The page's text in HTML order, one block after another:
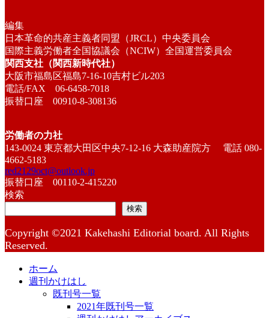
編集
日本革命的共産主義者同盟（JRCL）中央委員会
国際主義労働者全国協議会（NCIW）全国運営委員会
関西支社（関西新時代社）
大阪市福島区福島7-16-10吉村ビル203
電話/FAX 06-6458-7018
振替口座 00910-8-308136
労働者の力社
143-0024 東京都大田区中央7-12-16 大森助産院方 電話 080-
4662-5183
red2129oct@outlook.jp
振替口座 00110-2-415220
検索
検索
Copyright ©2021 Kakehashi Editorial board. All Rights
Reserved.
ホーム
週刊かけはし
既刊号一覧
2021年既刊号一覧